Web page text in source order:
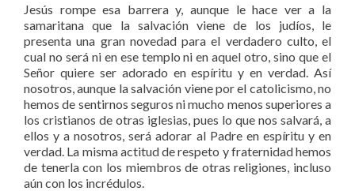
Jesús rompe esa barrera y, aunque le hace ver a la
samaritana que la salvación viene de los judíos, le
presenta una gran novedad para el verdadero culto, el
cual no será ni en ese templo ni en aquel otro, sino que el
Señor quiere ser adorado en espíritu y en verdad. Así
nosotros, aunque la salvación viene por el catolicismo, no
hemos de sentirnos seguros ni mucho menos superiores a
los cristianos de otras iglesias, pues lo que nos salvará, a
ellos y a nosotros, será adorar al Padre en espíritu y en
verdad. La misma actitud de respeto y fraternidad hemos
de tenerla con los miembros de otras religiones, incluso
aún con los incrédulos.